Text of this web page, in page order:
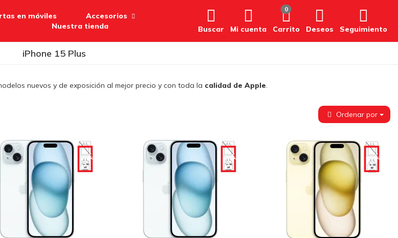
Buscar Mi cuenta Carrito
0
Deseos Seguimiento
en móviles
Accesorios
Nuestra tienda
iPhone 15 Plus
nuevos y de exposición al mejor precio y con toda la calidad de Apple.
Ordenar por
-50€ -50€ -50€